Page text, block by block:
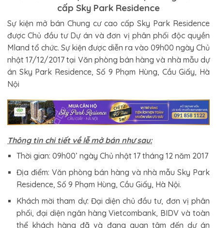
cấp Sky Park Residence
Sự kiện mở bán Chung cư cao cấp Sky Park Residence
được Chủ đầu tư Dự án và đơn vị phân phối độc quyền
Mland tổ chức. Sự kiện được diễn ra vào 09h00 ngày Chủ
nhật 17/12/2017 tại Văn phòng bán hàng và nhà mẫu dự
án Sky Park Residence, Số 9 Phạm Hùng, Cầu Giấy, Hà
Nội
Thông tin chi tiết về lễ mở bán như sau:
Thời gian: 09h00’ ngày Chủ nhật 17 tháng 12 năm 2017
Địa điểm: Văn phòng bán hàng và nhà mẫu Sky Park
Residence, Số 9 Phạm Hùng, Cầu Giấy, Hà Nội.
Khách mời tham dự: Đại diện chủ đầu tư, đơn vị phân
phối, đại diện ngân hàng Vietcombank, BIDV và toàn
thể khách hàng đã và đang quan tâm đến dự án